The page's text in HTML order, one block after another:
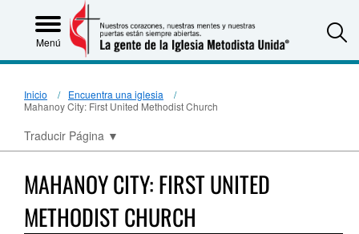
Menú
Inicio
Encuentra una iglesia
Mahanoy City: First United Methodist Church
Traducir Página ▼
MAHANOY CITY: FIRST UNITED
METHODIST CHURCH